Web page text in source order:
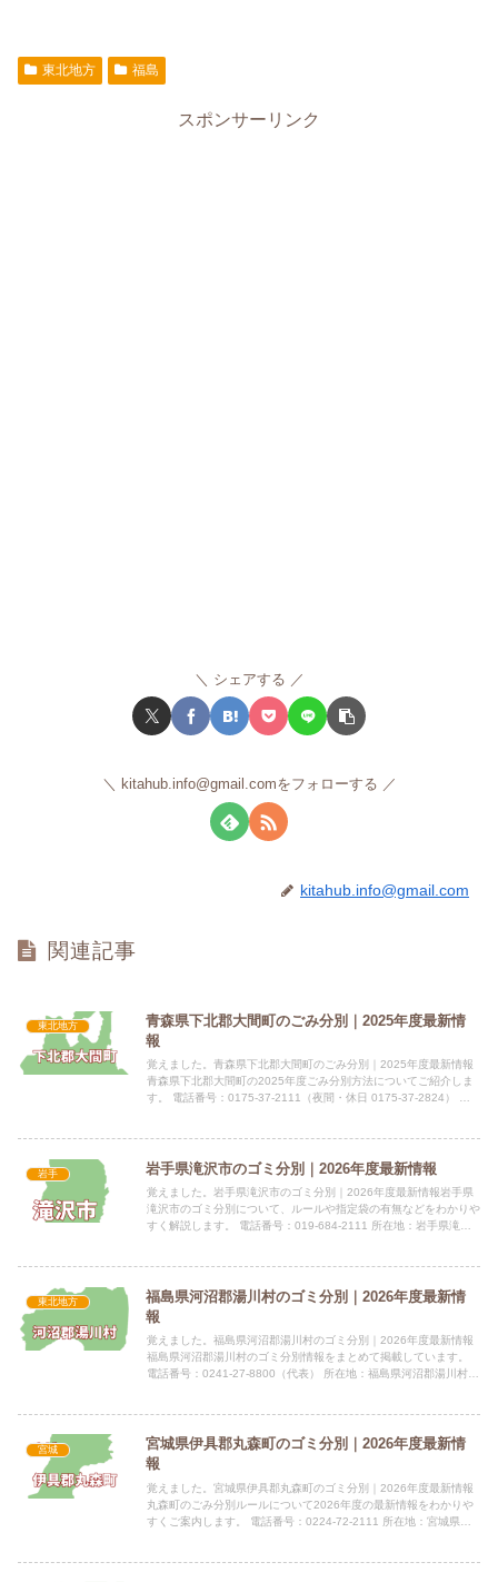
東北地方 福島
スポンサーリンク
シェアする
kitahub.info@gmail.comをフォローする
kitahub.info@gmail.com
関連記事
東北地方
青森県下北郡大間町のごみ分別｜2025年度最新情
報
覚えました。青森県下北郡大間町のごみ分別｜2025年度最新情報
青森県下北郡大間町の2025年度ごみ分別方法についてご紹介しま
す。 電話番号：0175-37-2111（夜間・休日 0175-37-2824） 所
岩手 岩手県滝沢市のゴミ分別｜2026年度最新情報
覚えました。岩手県滝沢市のゴミ分別｜2026年度最新情報岩手県
滝沢市のゴミ分別について、ルールや指定袋の有無などをわかりや
すく解説します。 電話番号：019-684-2111 所在地：岩手県滝沢
東北地方
福島県河沼郡湯川村のゴミ分別｜2026年度最新情
報
覚えました。福島県河沼郡湯川村のゴミ分別｜2026年度最新情報
福島県河沼郡湯川村のゴミ分別情報をまとめて掲載しています。
電話番号：0241-27-8800（代表） 所在地：福島県河沼郡湯川村大
宮城
宮城県伊具郡丸森町のゴミ分別｜2026年度最新情
報
覚えました。宮城県伊具郡丸森町のゴミ分別｜2026年度最新情報
丸森町のごみ分別ルールについて2026年度の最新情報をわかりや
すくご案内します。 電話番号：0224-72-2111 所在地：宮城県伊